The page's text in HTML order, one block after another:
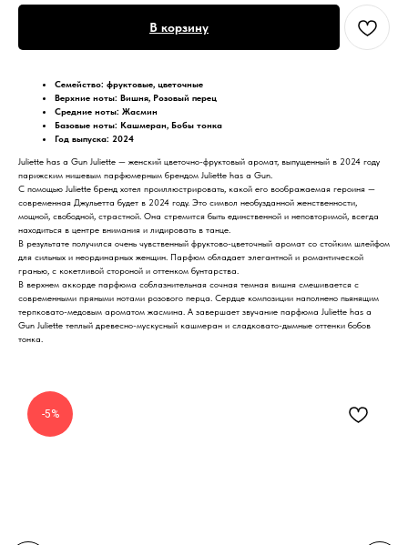
В корзину
Семейство: фруктовые, цветочные
Верхние ноты: Вишня, Розовый перец
Средние ноты: Жасмин
Базовые ноты: Кашмеран, Бобы тонка
Год выпуска: 2024
Juliette has a Gun Juliette — женский цветочно-фруктовый аромат, выпущенный в 2024 году
парижским нишевым парфюмерным брендом Juliette has a Gun.
С помощью Juliette бренд хотел проиллюстрировать, какой его воображаемая героиня —
современная Джульетта будет в 2024 году. Это символ необузданной женственности,
мощной, свободной, страстной. Она стремится быть единственной и неповторимой, всегда
находиться в центре внимания и лидировать в танце.
В результате получился очень чувственный фруктово-цветочный аромат со стойким шлейфом
для сильных и неординарных женщин. Парфюм обладает элегантной и романтической
гранью, с кокетливой стороной и оттенком бунтарства.
В верхнем аккорде парфюма соблазнительная сочная темная вишня смешивается с
современными пряными нотами розового перца. Сердце композиции наполнено пьянящим
терпковато-медовым ароматом жасмина. А завершает звучание парфюма Juliette has a
Gun Juliette теплый древесно-мускусный кашмеран и сладковато-дымные оттенки бобов
тонка.
-5%